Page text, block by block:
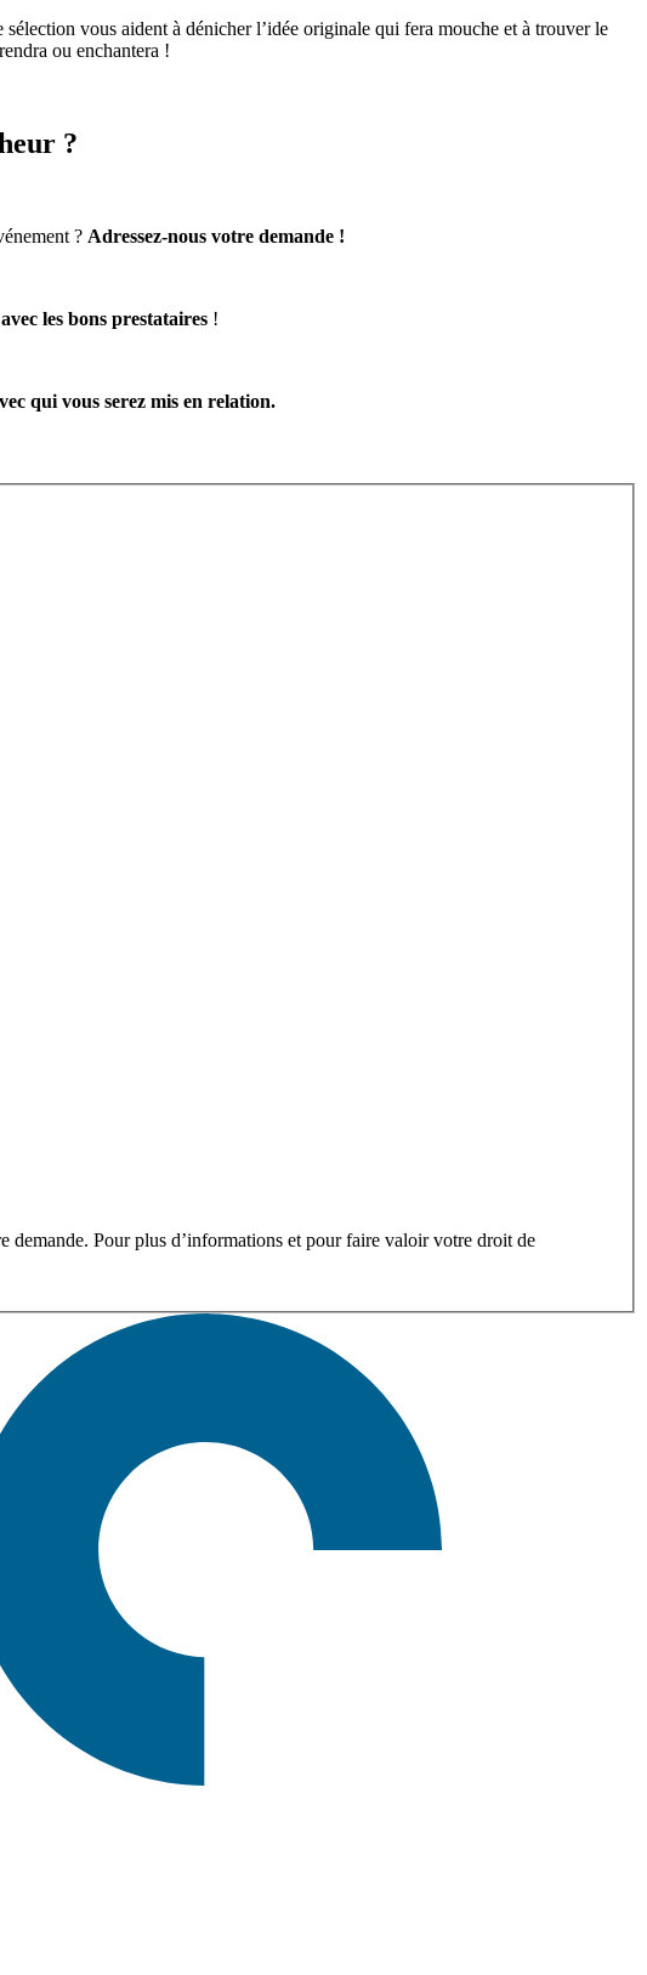
vous aident à dénicher l’idée originale qui fera mouche et à trouver le
ou enchantera !
?
? Adressez-nous votre demande !
avec les bons prestataires !
qui vous serez mis en relation.
demande. Pour plus d’informations et pour faire valoir votre droit de